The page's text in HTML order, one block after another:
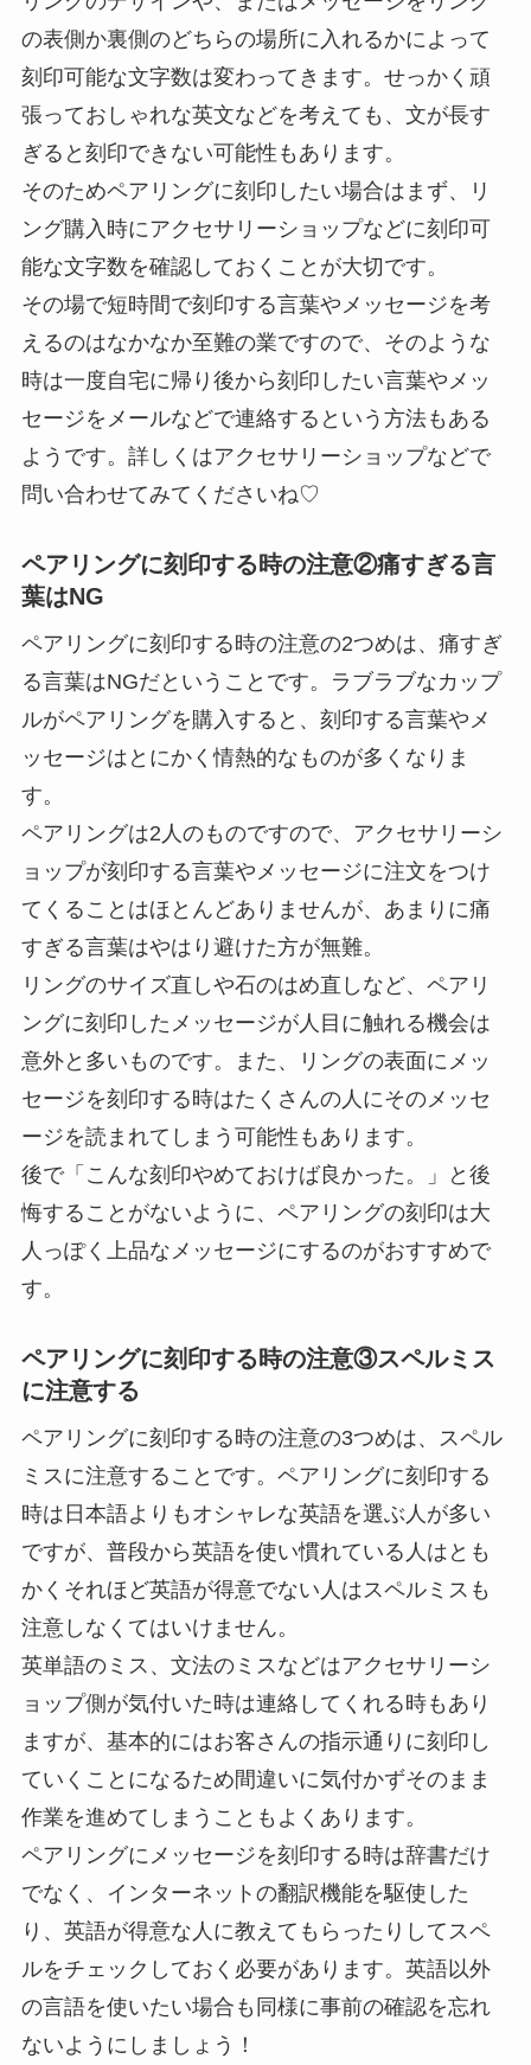
の表側か裏側のどちらの場所に入れるかによって
刻印可能な文字数は変わってきます。せっかく頑
張っておしゃれな英文などを考えても、文が長す
ぎると刻印できない可能性もあります。
そのためペアリングに刻印したい場合はまず、リ
ング購入時にアクセサリーショップなどに刻印可
能な文字数を確認しておくことが大切です。
その場で短時間で刻印する言葉やメッセージを考
えるのはなかなか至難の業ですので、そのような
時は一度自宅に帰り後から刻印したい言葉やメッ
セージをメールなどで連絡するという方法もある
ようです。詳しくはアクセサリーショップなどで
問い合わせてみてくださいね♡
ペアリングに刻印する時の注意②痛すぎる言
葉はNG
ペアリングに刻印する時の注意の2つめは、痛すぎ
る言葉はNGだということです。ラブラブなカップ
ルがペアリングを購入すると、刻印する言葉やメ
ッセージはとにかく情熱的なものが多くなりま
す。
ペアリングは2人のものですので、アクセサリーシ
ョップが刻印する言葉やメッセージに注文をつけ
てくることはほとんどありませんが、あまりに痛
すぎる言葉はやはり避けた方が無難。
リングのサイズ直しや石のはめ直しなど、ペアリ
ングに刻印したメッセージが人目に触れる機会は
意外と多いものです。また、リングの表面にメッ
セージを刻印する時はたくさんの人にそのメッセ
ージを読まれてしまう可能性もあります。
後で「こんな刻印やめておけば良かった。」と後
悔することがないように、ペアリングの刻印は大
人っぽく上品なメッセージにするのがおすすめで
す。
ペアリングに刻印する時の注意③スペルミス
に注意する
ペアリングに刻印する時の注意の3つめは、スペル
ミスに注意することです。ペアリングに刻印する
時は日本語よりもオシャレな英語を選ぶ人が多い
ですが、普段から英語を使い慣れている人はとも
かくそれほど英語が得意でない人はスペルミスも
注意しなくてはいけません。
英単語のミス、文法のミスなどはアクセサリーシ
ョップ側が気付いた時は連絡してくれる時もあり
ますが、基本的にはお客さんの指示通りに刻印し
ていくことになるため間違いに気付かずそのまま
作業を進めてしまうこともよくあります。
ペアリングにメッセージを刻印する時は辞書だけ
でなく、インターネットの翻訳機能を駆使した
り、英語が得意な人に教えてもらったりしてスペ
ルをチェックしておく必要があります。英語以外
の言語を使いたい場合も同様に事前の確認を忘れ
ないようにしましょう！